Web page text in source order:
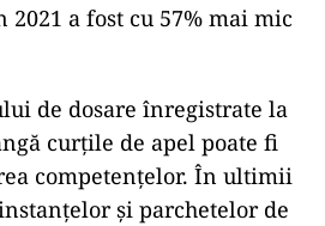
2021 a fost cu 57% mai mic
de dosare înregistrate la
curțile de apel poate fi
competențelor. În ultimii
și parchetelor de